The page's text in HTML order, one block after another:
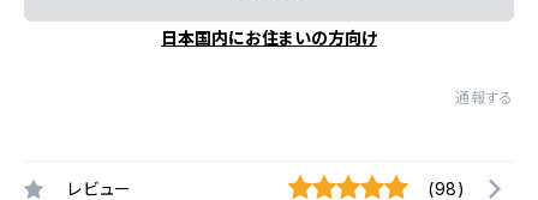
日本国内にお住まいの方向け
通報する
レビュー (98)